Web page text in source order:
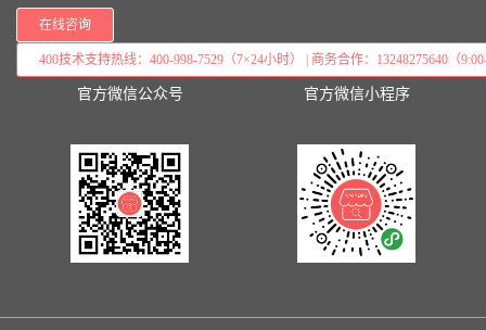
在线咨询
400技术支持热线：400-998-7529（7×24小时） | 商务合作：13248275640（
官方微信公众号 官方微信小程序